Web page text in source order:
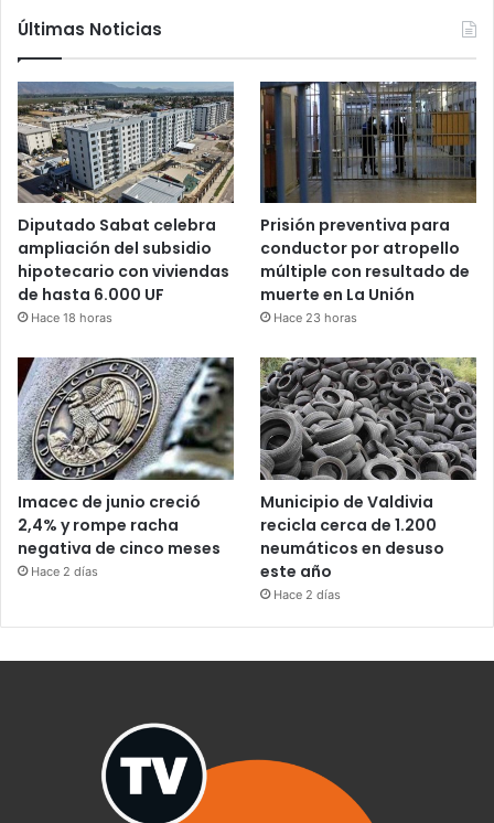
Últimas Noticias
Diputado Sabat celebra
ampliación del subsidio
hipotecario con viviendas
de hasta 6.000 UF
Hace 18 horas
Prisión preventiva para
conductor por atropello
múltiple con resultado de
muerte en La Unión
Hace 23 horas
Imacec de junio creció
2,4% y rompe racha
negativa de cinco meses
Hace 2 días
Municipio de Valdivia
recicla cerca de 1.200
neumáticos en desuso
este año
Hace 2 días